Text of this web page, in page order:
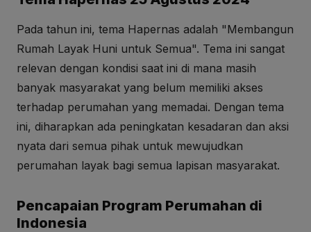
Pada tahun ini, tema Hapernas adalah "Membangun
Rumah Layak Huni untuk Semua". Tema ini sangat
relevan dengan kondisi saat ini di mana masih
banyak masyarakat yang belum memiliki akses
terhadap perumahan yang memadai. Dengan tema
ini, diharapkan ada peningkatan kesadaran dan aksi
nyata dari semua pihak untuk mewujudkan
perumahan layak bagi semua lapisan masyarakat.
Pencapaian Program Perumahan di
Indonesia